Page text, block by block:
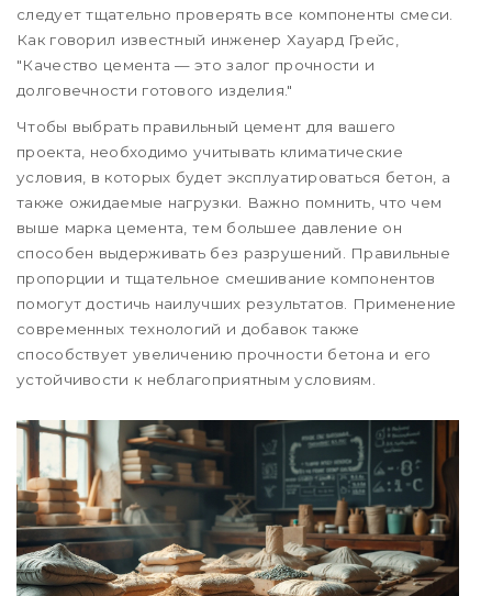
следует тщательно проверять все компоненты смеси.
Как говорил известный инженер Хауард Грейс,
"Качество цемента — это залог прочности и
долговечности готового изделия."
Чтобы выбрать правильный цемент для вашего
проекта, необходимо учитывать климатические
условия, в которых будет эксплуатироваться бетон, а
также ожидаемые нагрузки. Важно помнить, что чем
выше марка цемента, тем большее давление он
способен выдерживать без разрушений. Правильные
пропорции и тщательное смешивание компонентов
помогут достичь наилучших результатов. Применение
современных технологий и добавок также
способствует увеличению прочности бетона и его
устойчивости к неблагоприятным условиям.